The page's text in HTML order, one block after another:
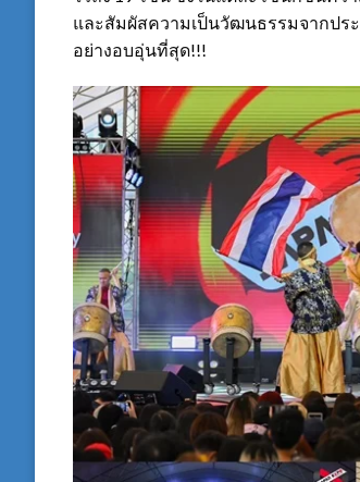
และสัมผัสความเป็นวัฒนธรรมจากปร
อย่างอบอุ่นที่สุด!!!